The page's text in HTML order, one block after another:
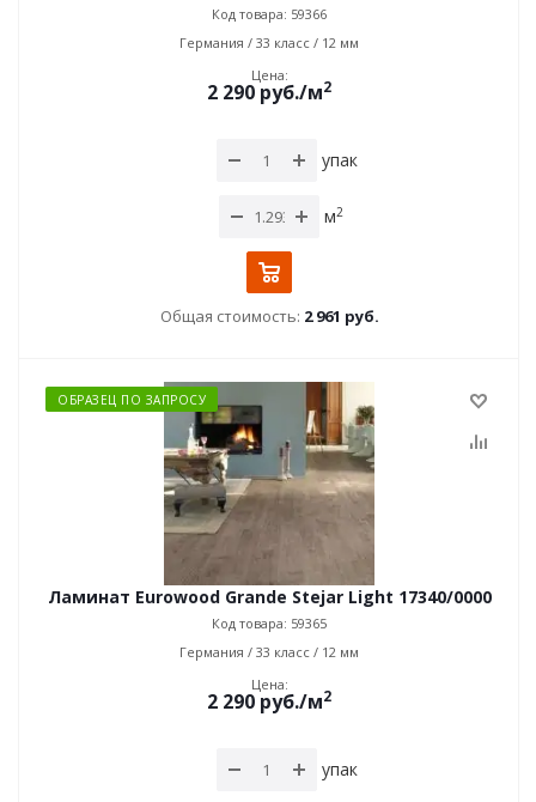
Код товара: 59366
Германия / 33 класс / 12 мм
Цена:
2 290 руб./м2
упак
м2
Общая стоимость: 2 961 руб.
ОБРАЗЕЦ ПО ЗАПРОСУ
Ламинат Eurowood Grande Stejar Light 17340/0000
Код товара: 59365
Германия / 33 класс / 12 мм
Цена:
2 290 руб./м2
упак